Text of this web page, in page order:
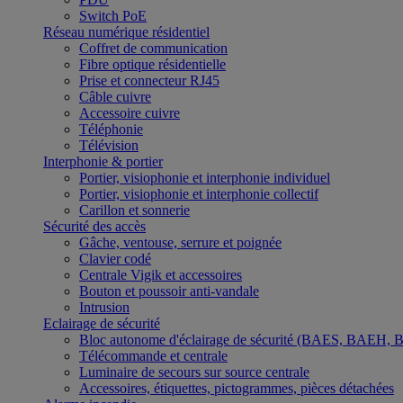
Switch PoE
Réseau numérique résidentiel
Coffret de communication
Fibre optique résidentielle
Prise et connecteur RJ45
Câble cuivre
Accessoire cuivre
Téléphonie
Télévision
Interphonie & portier
Portier, visiophonie et interphonie individuel
Portier, visiophonie et interphonie collectif
Carillon et sonnerie
Sécurité des accès
Gâche, ventouse, serrure et poignée
Clavier codé
Centrale Vigik et accessoires
Bouton et poussoir anti-vandale
Intrusion
Eclairage de sécurité
Bloc autonome d'éclairage de sécurité (BAES,
Télécommande et centrale
Luminaire de secours sur source centrale
Accessoires, étiquettes, pictogrammes, pièces détachées